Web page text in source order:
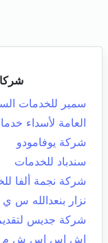
سمير للخدمات
العامة لأسداء
شركة يوفامودو
سندباد للخدمات
شركة نجمة ألفا
نزار بنعدالله س
شركة جديس
اش اس اس ش م